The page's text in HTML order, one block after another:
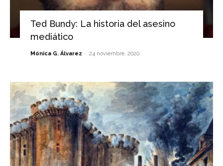
Ted Bundy: La historia del asesino
mediático
Mónica G. Álvarez - 24 noviembre, 2020